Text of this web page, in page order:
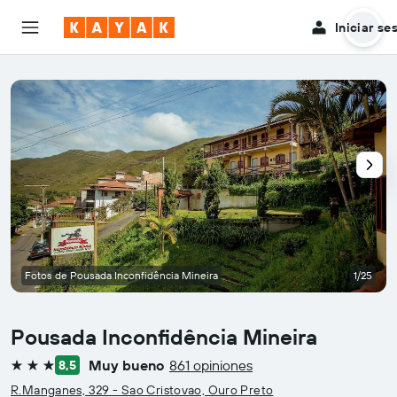
Iniciar
Pousada Inconfidência Mineira
3 estrellas
8,5 Muy bueno 861 opiniones
R.Manganes, 329 - Sao Cristovao, Ouro Preto
Fotos de Pousada Inconfidência Mineira 1/25